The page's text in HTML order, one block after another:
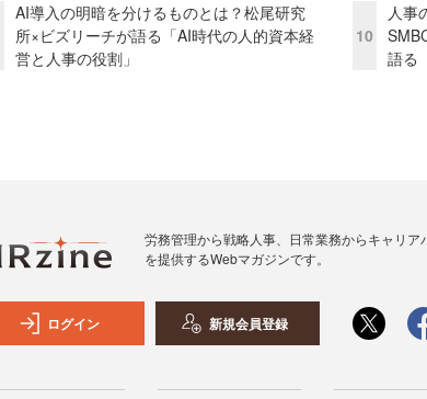
AI導入の明暗を分けるものとは？松尾研究
所×ビズリーチが語る「AI時代の人的資本経
営と人事の役割」
10
人事
語る
労務管理から戦略人事、日常業務からキャリ
を提供するWebマガジンです。
ログイン 新規会員登録